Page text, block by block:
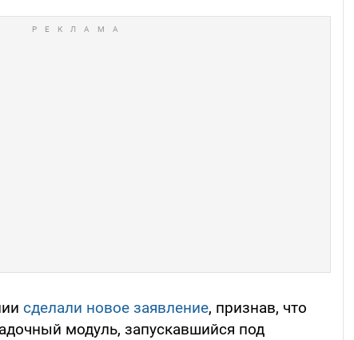
сделали новое заявление, признав, что
модуль, запускавшийся под